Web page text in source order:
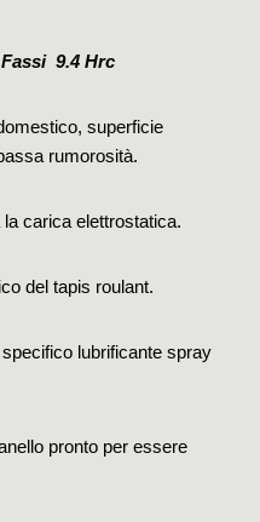
Fassi 9.4 Hrc
superficie
rumorosità.
carica elettrostatica.
del tapis roulant.
lubrificante spray
pronto per essere